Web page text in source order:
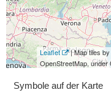
Leaflet
| Map tiles by
OpenStreetMap, under
Symbole auf der Karte